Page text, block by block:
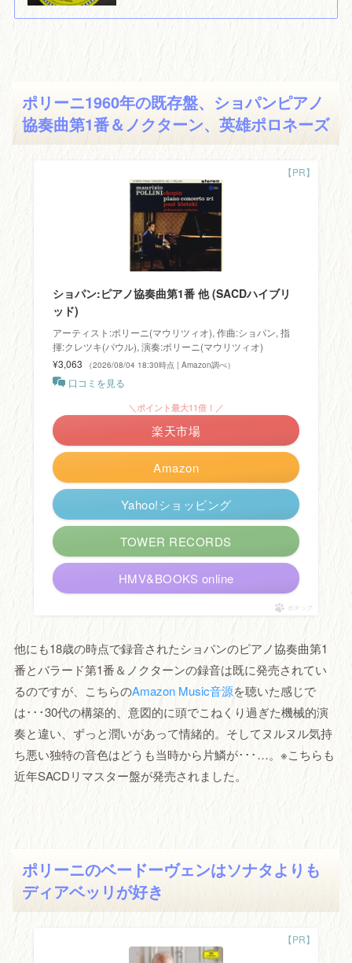
ポリーニ1960年の既存盤、ショパンピアノ
協奏曲第1番＆ノクターン、英雄ポロネーズ
ショパン:ピアノ協奏曲第1番 他 (SACDハイブリ
ッド)
アーティスト:ポリーニ(マウリツィオ), 作曲:ショパン, 指
揮:クレツキ(パウル), 演奏:ポリーニ(マウリツィオ)
¥3,063
（2026/08/04 18:30時点 | Amazon調べ）
口コミを見る
Amazon
＼ポイント最大11倍！／
楽天市場
Yahoo!ショッピング
TOWER RECORDS
HMV&BOOKS online
ポチップ
他にも18歳の時点で録音されたショパンのピアノ協奏曲第1
番とバラード第1番＆ノクターンの録音は既に発売されてい
るのですが、こちらのAmazon Music音源を聴いた感じで
は･･･30代の構築的、意図的に頭でこねくり過ぎた機械的演
奏と違い、ずっと潤いがあって情緒的。そしてヌルヌル気持
ち悪い独特の音色はどうも当時から片鱗が･･･…。※こちらも
近年SACDリマスター盤が発売されました。
ポリーニのベードーヴェンはソナタよりも
ディアベッリが好き